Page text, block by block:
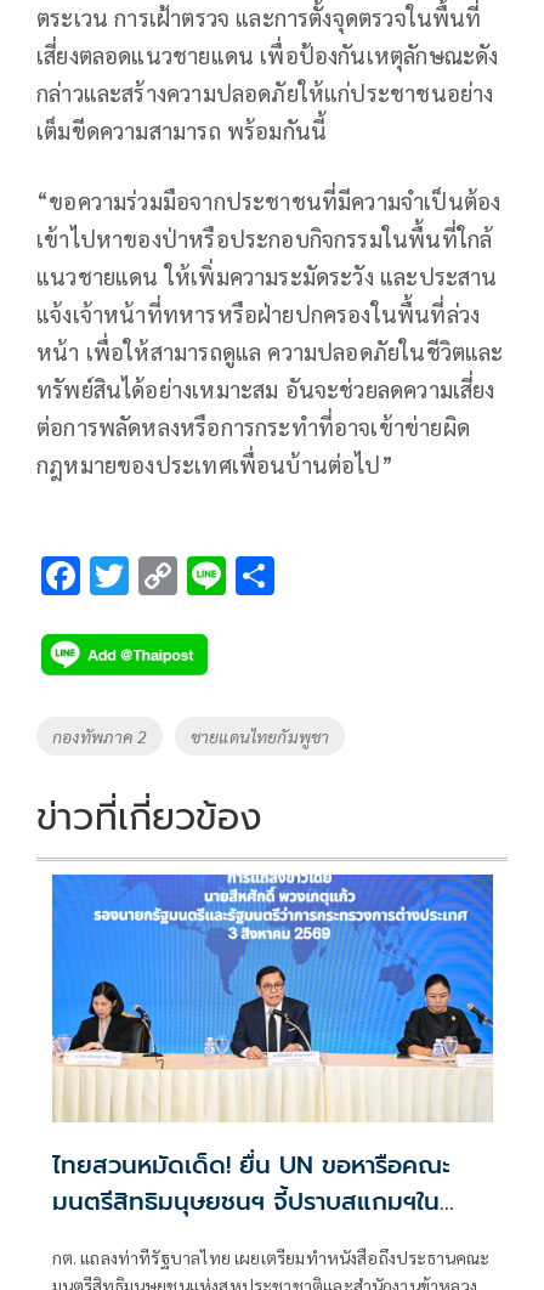
ตระเวน การเฝ้าตรวจ และการตั้งจุดตรวจในพื้นที่
เสี่ยงตลอดแนวชายแดน เพื่อป้องกันเหตุลักษณะดัง
กล่าวและสร้างความปลอดภัยให้แก่ประชาชนอย่าง
เต็มขีดความสามารถ พร้อมกันนี้
“ขอความร่วมมือจากประชาชนที่มีความจำเป็นต้อง
เข้าไปหาของป่าหรือประกอบกิจกรรมในพื้นที่ใกล้
แนวชายแดน ให้เพิ่มความระมัดระวัง และประสาน
แจ้งเจ้าหน้าที่ทหารหรือฝ่ายปกครองในพื้นที่ล่วง
หน้า เพื่อให้สามารถดูแล ความปลอดภัยในชีวิตและ
ทรัพย์สินได้อย่างเหมาะสม อันจะช่วยลดความเสี่ยง
ต่อการพลัดหลงหรือการกระทำที่อาจเข้าข่ายผิด
กฎหมายของประเทศเพื่อนบ้านต่อไป”
F
e
b
o
k
T
tt
er
C
p
y
Li
k
Li
Tags
กองทัพภาค 2 ชายแดนไทยกัมพูชา
ข่าวที่เกี่ยวข้อง
ไทยสวนหมัดเด็ด! ยื่น UN ขอหารือคณะ
มนตรีสิทธิมนุษยชนฯ จี้ปราบสแกมฯใน
กัมพูชา โต้ยิบรายงาน 'ทอม แอนดรูว์ส'
กต. แถลงท่าทีรัฐบาลไทย เผยเตรียมทำหนังสือถึงประธานคณะ
มนตรีสิทธิมนุษยชนแห่งสหประชาชาติและสำนักงานข้าหลวง